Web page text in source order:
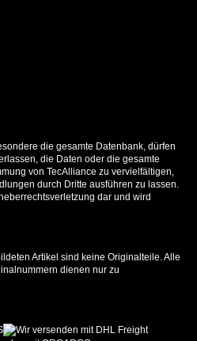
die gesamte Datenbank, dürfen
die Daten oder die gesamte
von TecAlliance zu vervielfältigen,
durch Dritte ausführen zu lassen.
dar und wird
Artikel sind keine Originalteile. Alle
dienen nur zu